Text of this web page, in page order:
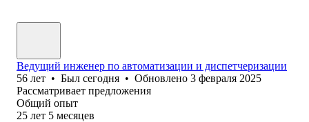
Ведущий инженер по автоматизации и диспетчеризации
56 лет • Был сегодня • Обновлено 3 февраля 2025
Рассматривает предложения
Общий опыт
25 лет 5 месяцев